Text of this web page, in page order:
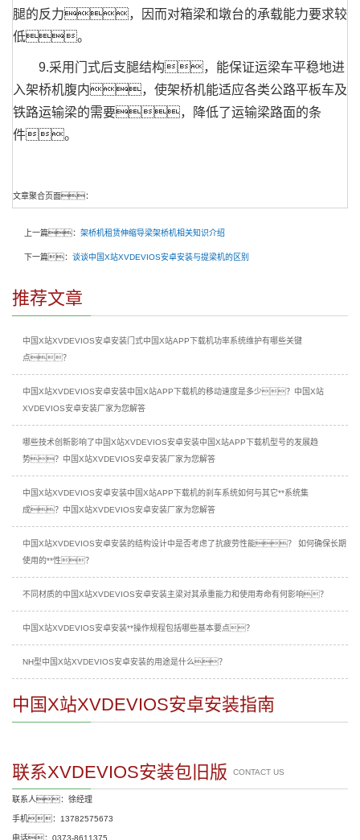
腿的反力，因而对箱梁和墩台的承载能力要求较
低。
9.采用门式后支腿结构，能保证运梁车平稳地进
入架桥机腹内，使架桥机能适应各类公路平板车及
铁路运输梁的需要，降低了运输梁路面的条
件。
文章聚合页面：
上一篇： 架桥机租赁伸缩导梁架桥机相关知识介绍
下一篇： 谈谈中国X站XVDEVIOS安卓安装与提梁机的区别
推荐文章
中国X站XVDEVIOS安卓安装门式中国X站APP下载机功率系统维护有哪些关键
点？
中国X站XVDEVIOS安卓安装中国X站APP下载机的移动速度是多少？中国X站
XVDEVIOS安卓安装厂家为您解答
哪些技术创新影响了中国X站XVDEVIOS安卓安装中国X站APP下载机型号的发展趋
势？中国X站XVDEVIOS安卓安装厂家为您解答
中国X站XVDEVIOS安卓安装中国X站APP下载机的刹车系统如何与其它**系统集
成？中国X站XVDEVIOS安卓安装厂家为您解答
中国X站XVDEVIOS安卓安装的结构设计中是否考虑了抗疲劳性能？ 如何确保长期
使用的**性？
不同材质的中国X站XVDEVIOS安卓安装主梁对其承重能力和使用寿命有何影响？
中国X站XVDEVIOS安卓安装**操作规程包括哪些基本要点？
NH型中国X站XVDEVIOS安卓安装的用途是什么？
中国X站XVDEVIOS安卓安装指南
联系XVDEVIOS安装包旧版 CONTACT US
联系人：徐经理
手机：13782575673